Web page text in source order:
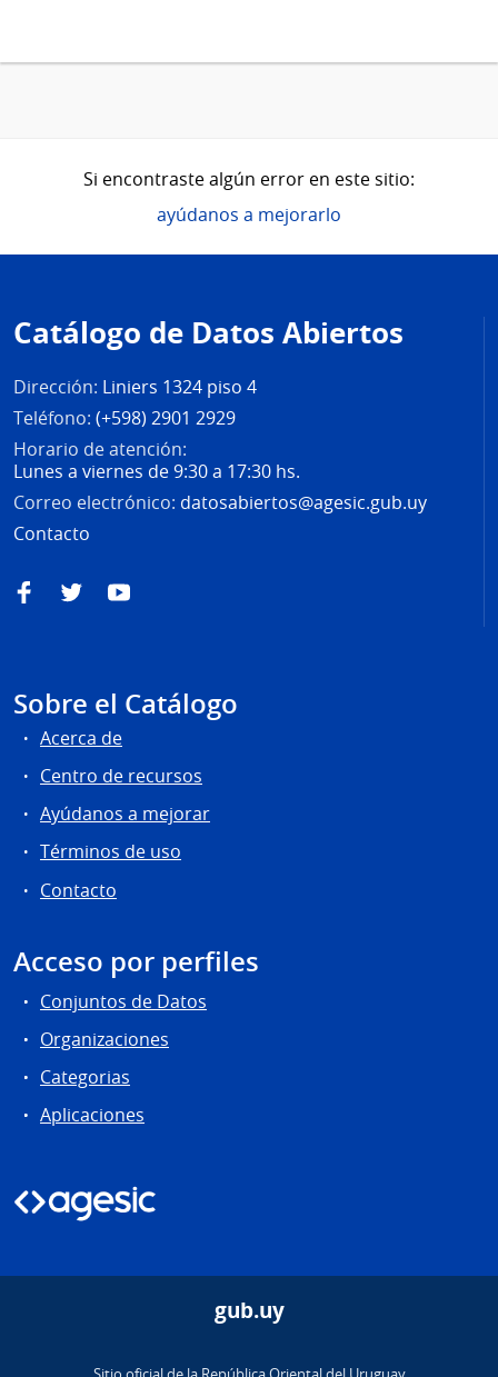
Si encontraste algún error en este sitio:
ayúdanos a mejorarlo
de
página
Catálogo de Datos Abiertos
Dirección: Liniers 1324 piso 4
Teléfono: (+598) 2901 2929
Horario de atención:
Lunes a viernes de 9:30 a 17:30 hs.
Correo electrónico: datosabiertos@agesic.gub.uy
Contacto
FacebookTwitterYouTube
Sobre el Catálogo
Acerca de
Centro de recursos
Ayúdanos a mejorar
Términos de uso
Contacto
Acceso por perfiles
Conjuntos de Datos
Organizaciones
Categorias
Aplicaciones
gub.uy